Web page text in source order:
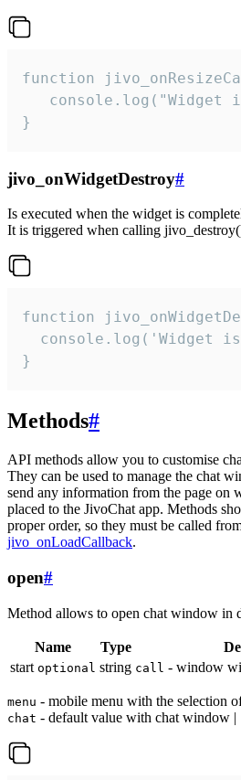
function
console.log("Widget
}
jivo_onWidgetDestroy#
Is executed when the widget is
It is triggered when calling
function
console.log('Widget
}
Methods#
API methods allow you to customise
They can be used to manage the chat
send any information from the page on
placed to the JivoChat app. Methods
proper order, so they must be called
jivo_onLoadCallback.
open#
Method allows to open chat window in
Name Type
start optional string call - window
menu - mobile menu with the selection
chat - default value with chat window |